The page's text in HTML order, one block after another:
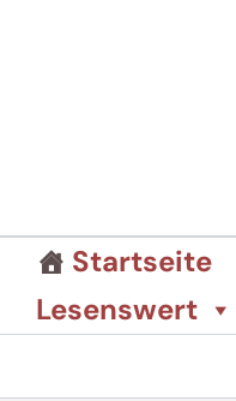
Startseite
Lesenswert